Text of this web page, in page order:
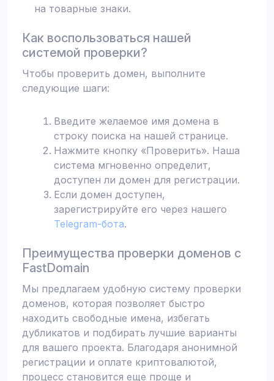
на товарные знаки.
Как воспользоваться нашей
системой проверки?
Чтобы проверить домен, выполните
следующие шаги:
Введите желаемое имя домена в
строку поиска на нашей странице.
Нажмите кнопку «Проверить». Наша
система мгновенно определит,
доступен ли домен для регистрации.
Если домен доступен,
зарегистрируйте его через нашего
Telegram-бота.
Преимущества проверки доменов с
FastDomain
Мы предлагаем удобную систему проверки
доменов, которая позволяет быстро
находить свободные имена, избегать
дубликатов и подбирать лучшие варианты
для вашего проекта. Благодаря анонимной
регистрации и оплате криптовалютой,
процесс становится еще проще и